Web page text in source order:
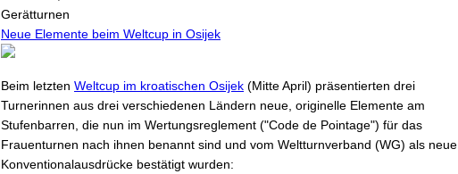
Gerätturnen
Neue Elemente beim Weltcup in Osijek
Beim letzten Weltcup im kroatischen Osijek (Mitte April) präsentierten drei
Turnerinnen aus drei verschiedenen Ländern neue, originelle Elemente am
Stufenbarren, die nun im Wertungsreglement ("Code de Pointage") für das
Frauenturnen nach ihnen benannt sind und vom Weltturnverband (WG) als neue
Konventionalausdrücke bestätigt wurden: